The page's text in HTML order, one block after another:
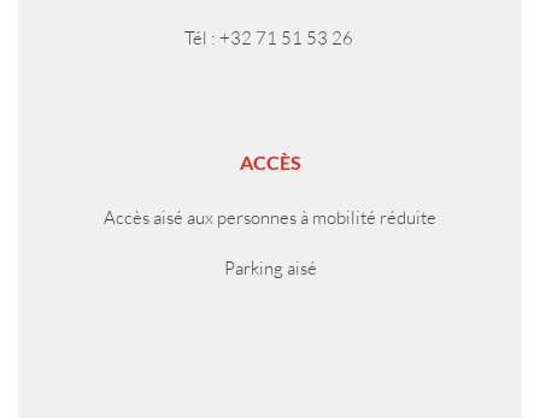
Tél : +32 71 51 53 26
ACCÈS
Accès aisé aux personnes à mobilité réduite
Parking aisé